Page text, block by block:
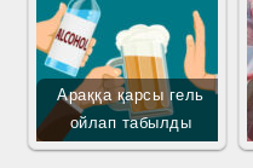
Араққа қарсы гель
ойлап табылды